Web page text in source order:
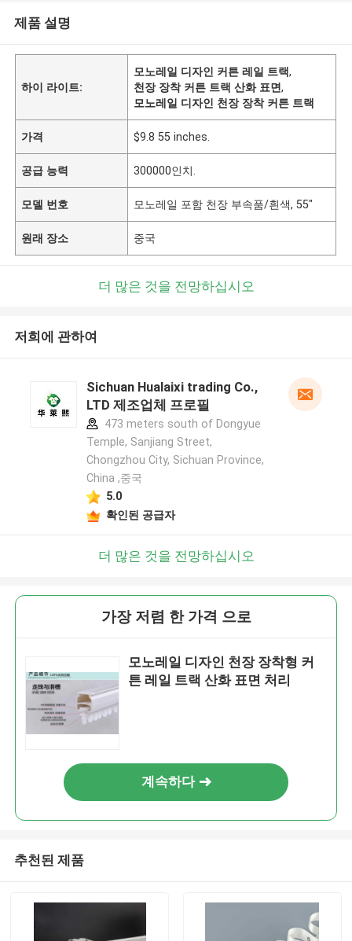
제품 설명
하이 라이트:
모노레일 디자인 커튼 레일 트랙,
천장 장착 커튼 트랙 산화 표면,
모노레일 디자인 천장 장착 커튼 트랙
가격 $9.8 55 inches.
공급 능력 300000인치.
모델 번호 모노레일 포함 천장 부속품/흰색, 55"
원래 장소 중국
더 많은 것을 전망하십시오
저희에 관하여
Sichuan Hualaixi trading Co.,
LTD 제조업체 프로필
473 meters south of Dongyue
Temple, Sanjiang Street,
Chongzhou City, Sichuan Province,
China ,중국
5.0
확인된 공급자
더 많은 것을 전망하십시오
가장 저렴 한 가격 으로
모노레일 디자인 천장 장착형 커
튼 레일 트랙 산화 표면 처리
계속하다
추천된 제품